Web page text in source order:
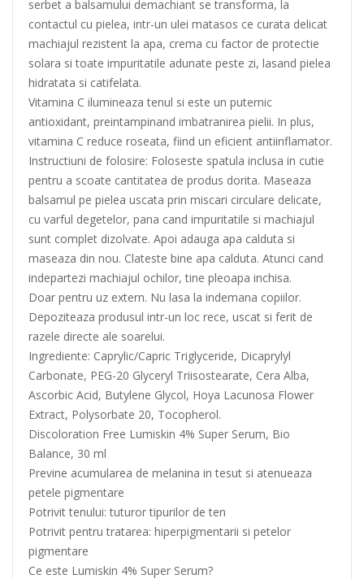
serbet a balsamului demachiant se transforma, la
contactul cu pielea, intr-un ulei matasos ce curata delicat
machiajul rezistent la apa, crema cu factor de protectie
solara si toate impuritatile adunate peste zi, lasand pielea
hidratata si catifelata.
Vitamina C ilumineaza tenul si este un puternic
antioxidant, preintampinand imbatranirea pielii. In plus,
vitamina C reduce roseata, fiind un eficient antiinflamator.
Instructiuni de folosire: Foloseste spatula inclusa in cutie
pentru a scoate cantitatea de produs dorita. Maseaza
balsamul pe pielea uscata prin miscari circulare delicate,
cu varful degetelor, pana cand impuritatile si machiajul
sunt complet dizolvate. Apoi adauga apa calduta si
maseaza din nou. Clateste bine apa calduta. Atunci cand
indepartezi machiajul ochilor, tine pleoapa inchisa.
Doar pentru uz extern. Nu lasa la indemana copiilor.
Depoziteaza produsul intr-un loc rece, uscat si ferit de
razele directe ale soarelui.
Ingrediente: Caprylic/Capric Triglyceride, Dicaprylyl
Carbonate, PEG-20 Glyceryl Triisostearate, Cera Alba,
Ascorbic Acid, Butylene Glycol, Hoya Lacunosa Flower
Extract, Polysorbate 20, Tocopherol.
Discoloration Free Lumiskin 4% Super Serum, Bio
Balance, 30 ml
Previne acumularea de melanina in tesut si atenueaza
petele pigmentare
Potrivit tenului: tuturor tipurilor de ten
Potrivit pentru tratarea: hiperpigmentarii si petelor
pigmentare
Ce este Lumiskin 4% Super Serum?